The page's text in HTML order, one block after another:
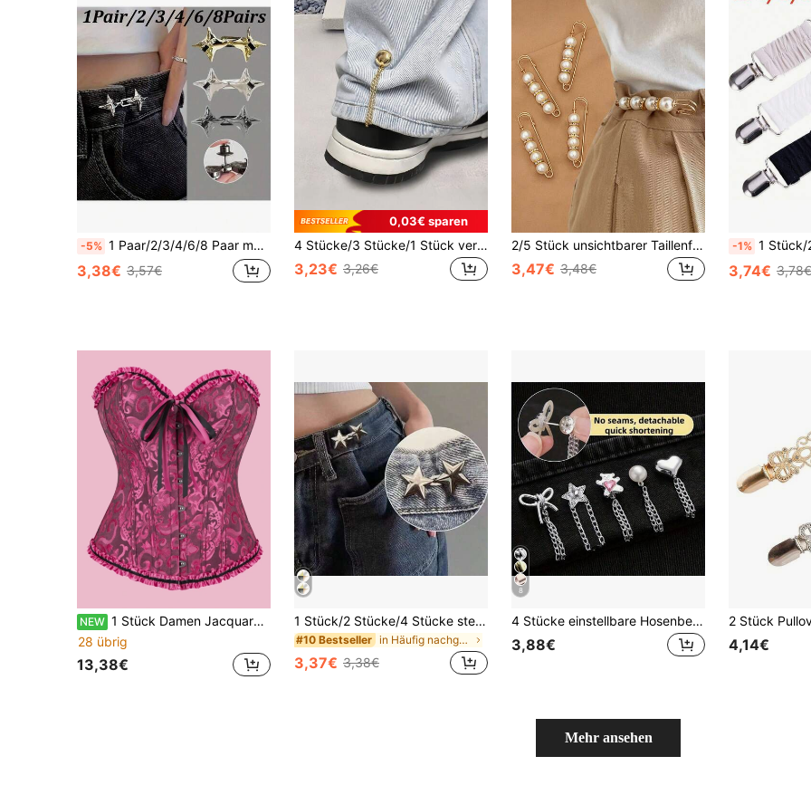
-5% 1 Paar/2/3/4/6/8 Paar modisches vierzackiges Stern-Taillenstraffungswerkzeug, verstellbare Gürtelschnalle, modische Jeans, feste Gürtelschnalle
3,38€ 3,57€
0,03€ sparen
4 Stücke/3 Stücke/1 Stück verstellbare magnetische Hosenclips und Ärmelclips - aus strapazierfähigem Legierungsmaterial, abnehmbare Manschettenclips, geeignet für Hosen und T-Shirts, magnetische Saumclips, Hosenlänge ohne Nähen verkürzen, starker magnetischer Clipverschluss
3,23€ 3,26€
2/5 Stück unsichtbarer Taillenformer, rutschfester und unauffälliger Taillenformer für die Schule
3,47€ 3,48€
-1% 1 Stück/2/3/4/5/6 Stück neues Kleid Taillierungs-Clip-Set,
3,74€ 3,78€
NEW 1 Stück Damen Jacquard Shaping Top, Push-Up Brust, Bauchkontrolle, Korsett im Court-Stil, geeignet für Party und Alltag
28 übrig
13,38€
1 Stück/2 Stücke/4 Stücke sternförmiger, abnehmbarer Schnallenverschluss ohne Nähen für weite Jeans, um Taille zu verkleinern
#10 Bestseller in Häufig nachgekauft Damen Gürtel & Gürtel Zubehö
3,37€ 3,38€
8
4 Stücke einstellbare Hosenbein-Ketten-Clips, ohne Nähen zum Anpassen der Hosenlänge
3,88€ 4,14€
Mehr ansehen